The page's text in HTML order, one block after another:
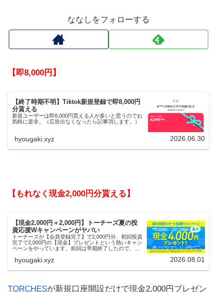
ななしをフォローする
【即8,000円】
【終了時期不明】Tiktok新規登録で即8,000円
分貰える
新規ユーザーは即8,000円貰える人が多いと思うのでお
気軽に是非。（広告出なくなったら記事消します。）
hyougaki.xyz 2026.06.30
【もれなく現金2,000円分貰える】
【現金2,000円＋2,000円】トーチーズ夏の投
資応援Wキャンペーンがヤバい
トーチーズが【会員登録完了】で2,000円分、初回投資
完了で2,000円の【現金】プレゼントという熱いキャン
ペーンをやっています。前回は早期終了したので、使
hyougaki.xyz 2026.08.01
TORCHESが新規口座開設だけで現金2,000円プレゼン